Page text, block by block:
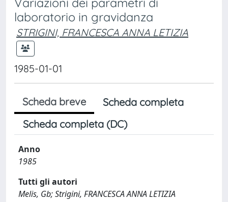
laboratorio in gravidanza
STRIGINI, FRANCESCA ANNA LETIZIA
1985-01-01
Scheda breve
Scheda completa
Scheda completa (DC)
Anno
1985
Tutti gli autori
Melis, Gb; Strigini, FRANCESCA ANNA LETIZIA